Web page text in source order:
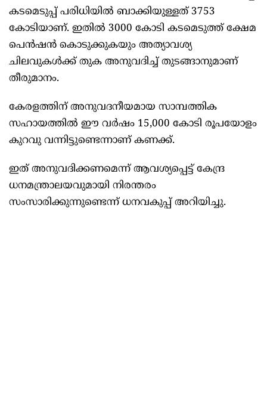
കടമെടുപ്പ് പരിധിയിൽ ബാക്കിയുള്ളത് 3753
കോടിയാണ്. ഇതിൽ 3000 കോടി കടമെടുത്ത് ക്ഷേമ
പെൻഷൻ കൊടുക്കുകയും അത്യാവശ്യ
ചിലവുകൾക്ക് തുക അനുവദിച്ച് തുടങ്ങാനുമാണ്
തീരുമാനം.
കേരളത്തിന് അനുവദനീയമായ സാമ്പത്തിക
സഹായത്തിൽ ഈ വർഷം 15,000 കോടി രൂപയോളം
കുറവു വന്നിട്ടുണ്ടെന്നാണ് കണക്ക്.
ഇത് അനുവദിക്കണമെന്ന് ആവശ്യപ്പെട്ട് കേന്ദ്ര
ധനമന്ത്രാലയവുമായി നിരന്തരം
സംസാരിക്കുന്നുണ്ടെന്ന് ധനവകുപ്പ് അറിയിച്ചു.